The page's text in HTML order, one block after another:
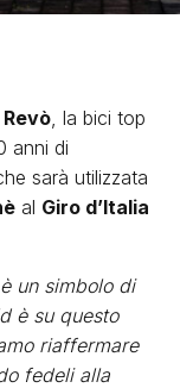
, la bici top
anni di
sarà utilizzata
al Giro d’Italia
un simbolo di
è su questo
riaffermare
fedeli alla